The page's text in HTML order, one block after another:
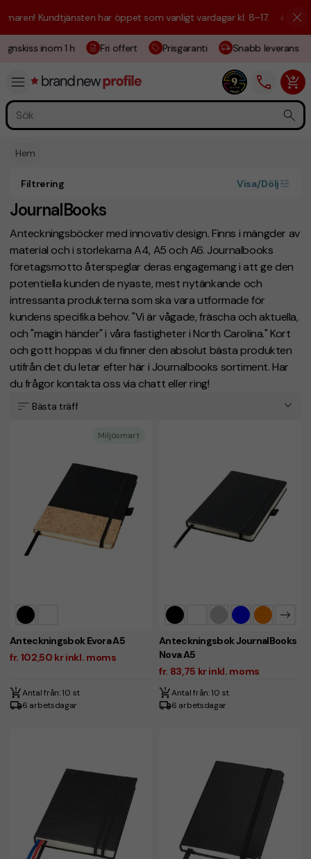
Kundtjänsten har öppet som vanligt vardagar kl. 8–17. ☀️ Vi är
inom 1 h Fri offert Prisgaranti Snabb leverans
Hem
JournalBooks
Anteckningsböcker med innovativ design. Finns i mängder av
material och i storlekarna A4, A5 och A6. Journalbooks
företagsmotto återspeglar deras engagemang i att ge den
potentiella kunden de nyaste, mest nytänkande och
intressanta produkterna som ska vara utformade för
kundens specifika behov. "Vi är vågade, fräscha och aktuella,
och "magin händer" i våra fastigheter i North Carolina." Kort
och gott hoppas vi du finner den absolut bästa produkten
utifrån det du letar efter här i Journalbooks sortiment. Har
du frågor kontakta oss via chatt eller ring!
Filtrering Visa/Dölj
Bästa träff
Miljösmart
Anteckningsbok Evora A5
fr. 102,50 kr inkl. moms
Antal från: 10 st
6 arbetsdagar
Anteckningsbok JournalBooks
Nova A5
fr. 83,75 kr inkl. moms
Antal från: 10 st
6 arbetsdagar